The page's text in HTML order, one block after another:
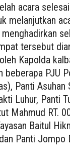
acara
melanjutkan
tersebut
Kapolda
beberapa PJU
Panti
Luhur, Panti
Mahmud RT.
Baitul
Panti Jompo